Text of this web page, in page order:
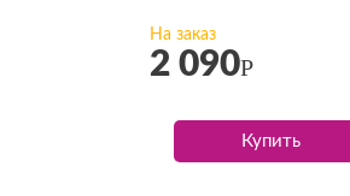
На заказ
2 090Р
Купить